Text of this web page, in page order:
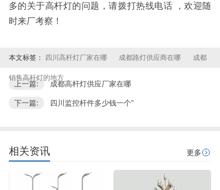
多的关于高杆灯的问题，请拨打热线电话 ，欢迎随
时来厂考察！
本文标签： 四川高杆灯厂家在哪 成都路灯供应商在哪 成都
销售高杆灯的地方
上一篇: 成都高杆灯供应厂家在哪
下一篇: 四川监控杆件多少钱一个"
相关资讯 更多